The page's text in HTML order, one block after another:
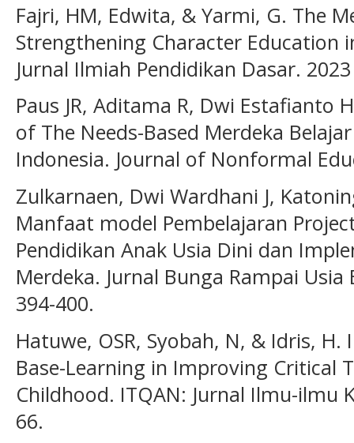
Fajri, HM, Edwita, & Yarmi, G. The
Strengthening Character Education
Jurnal Ilmiah Pendidikan Dasar.
Paus JR, Aditama R, Dwi Estafianto
of The Needs-Based Merdeka
Indonesia. Journal of Nonformal
Zulkarnaen, Dwi Wardhani J,
Manfaat model Pembelajaran
Pendidikan Anak Usia Dini dan
Merdeka. Jurnal Bunga Rampai Usia
394-400.
Hatuwe, OSR, Syobah, N, & Idris,
Base-Learning in Improving Critical
Childhood. ITQAN: Jurnal Ilmu-ilmu
66.